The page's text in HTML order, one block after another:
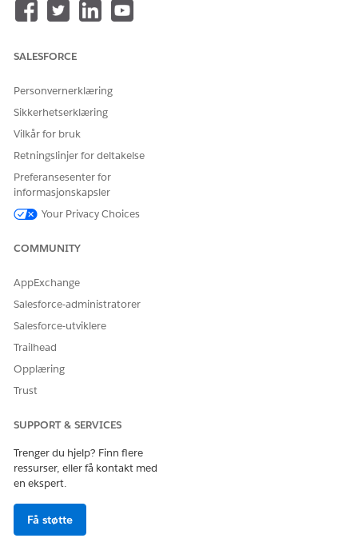
Lær mer om innstillinger for Field Service Mobile
Tilpass konfigurasjonene i Innstillinger for Field Service
HJALP DENNE ARTIKKELEN MED Å LØSE PROBLEMET DITT?
La oss få vite det slik at vi kan forbedre!
SALESFORCE
Personvernerklæring
Sikkerhetserklæring
Vilkår for bruk
Retningslinjer for deltakelse
Preferansesenter for
informasjonskapsler
Your Privacy Choices
COMMUNITY
AppExchange
Salesforce-administratorer
Salesforce-utviklere
Trailhead
Opplæring
Trust
SUPPORT & SERVICES
Trenger du hjelp? Finn flere
ressurser, eller få kontakt med
en ekspert.
Få støtte